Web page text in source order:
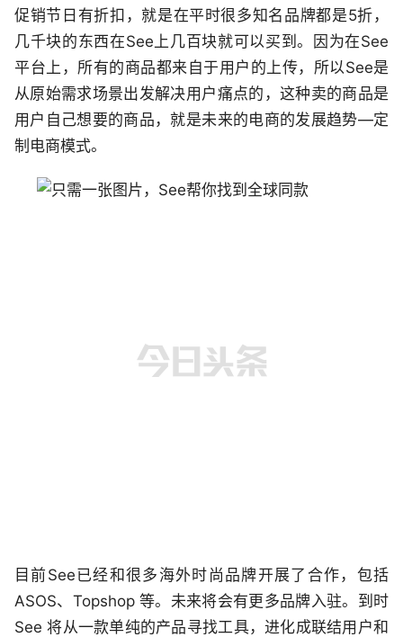
促销节日有折扣，就是在平时很多知名品牌都是5折，
几千块的东西在See上几百块就可以买到。因为在See
平台上，所有的商品都来自于用户的上传，所以See是
从原始需求场景出发解决用户痛点的，这种卖的商品是
用户自己想要的商品，就是未来的电商的发展趋势—定
制电商模式。
目前See已经和很多海外时尚品牌开展了合作，包括
ASOS、Topshop 等。未来将会有更多品牌入驻。到时
See 将从一款单纯的产品寻找工具，进化成联结用户和